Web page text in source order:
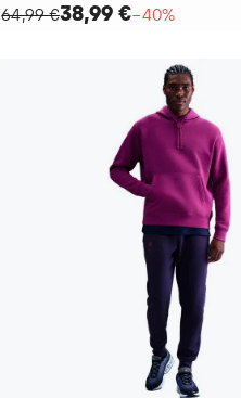
64,99 €38,99 €−40%